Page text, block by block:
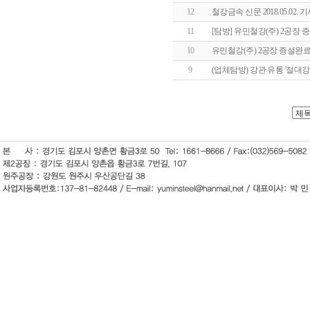
12
철강금속 신문 2018.05.02. 기
11
[탐방] 유민철강(주) 2공장
10
유민철강(주) 2공장 증설완
9
(업체탐방) 강관 유통 '절대